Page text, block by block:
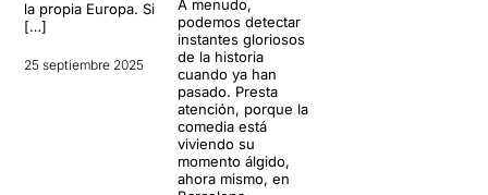
la propia Europa. Si
[…]
25 septiembre 2025
A menudo,
podemos detectar
instantes gloriosos
de la historia
cuando ya han
pasado. Presta
atención, porque la
comedia está
viviendo su
momento álgido,
ahora mismo, en